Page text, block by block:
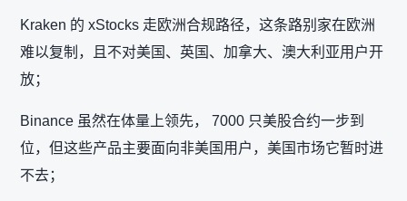
Kraken 的 xStocks 走欧洲合规路径，这条路别家在欧洲
难以复制，且不对美国、英国、加拿大、澳大利亚用户开
放；
Binance 虽然在体量上领先， 7000 只美股合约一步到
位，但这些产品主要面向非美国用户，美国市场它暂时进
不去；